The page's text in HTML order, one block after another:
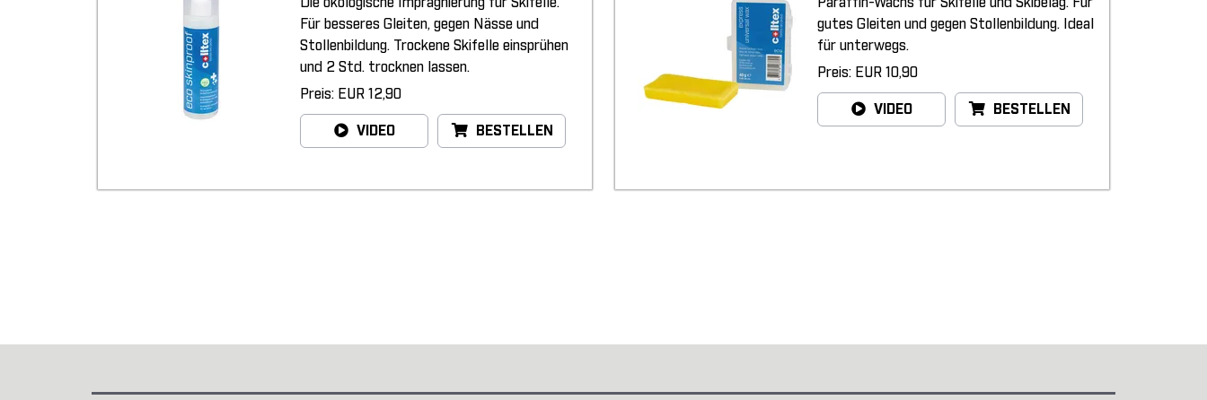
Für besseres Gleiten, gegen Nässe und
Stollenbildung. Trockene Skifelle einsprühen
und 2 Std. trocknen lassen.
Preis: EUR 12,90
VIDEO BESTELLEN
gutes Gleiten und gegen Stollenbildung. Ideal
für unterwegs.
Preis: EUR 10,90
VIDEO BESTELLEN